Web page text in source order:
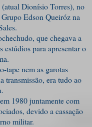
Dionísio Torres), no
Edson Queiróz na
que chegava a
para apresentar o
tape nem as garotas
transmissão, era tudo ao
1980 juntamente com
devido a cassação
militar.